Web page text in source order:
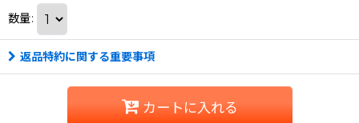
数量:
返品特約に関する重要事項
カートに入れる